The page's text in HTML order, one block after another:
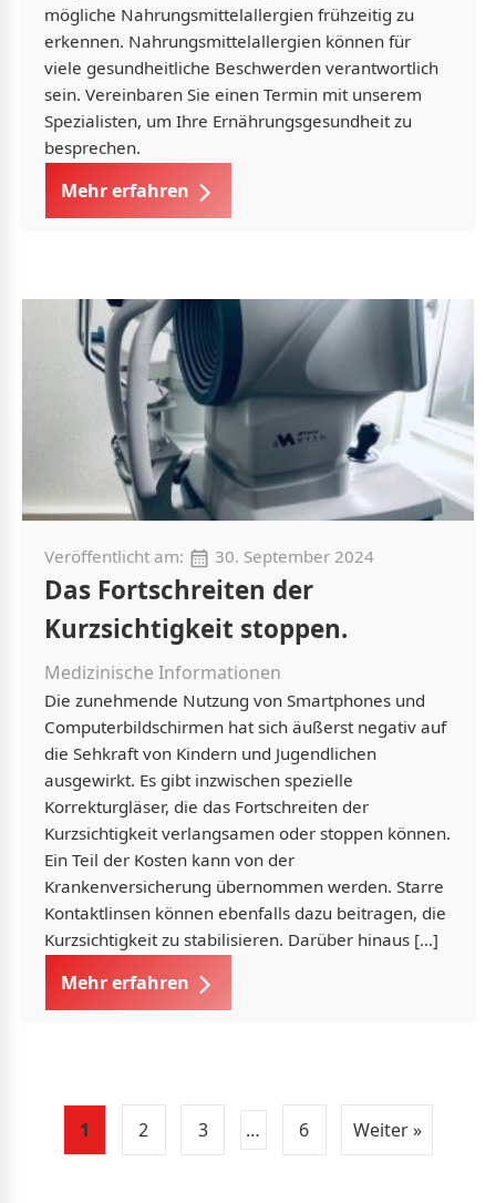
mögliche Nahrungsmittelallergien frühzeitig zu
erkennen. Nahrungsmittelallergien können für
viele gesundheitliche Beschwerden verantwortlich
sein. Vereinbaren Sie einen Termin mit unserem
Spezialisten, um Ihre Ernährungsgesundheit zu
besprechen.
Mehr erfahren
Veröffentlicht am: 30. September 2024
Das Fortschreiten der
Kurzsichtigkeit stoppen.
Medizinische Informationen
Die zunehmende Nutzung von Smartphones und
Computerbildschirmen hat sich äußerst negativ auf
die Sehkraft von Kindern und Jugendlichen
ausgewirkt. Es gibt inzwischen spezielle
Korrekturgläser, die das Fortschreiten der
Kurzsichtigkeit verlangsamen oder stoppen können.
Ein Teil der Kosten kann von der
Krankenversicherung übernommen werden. Starre
Kontaktlinsen können ebenfalls dazu beitragen, die
Kurzsichtigkeit zu stabilisieren. Darüber hinaus […]
Mehr erfahren
1 2 3 … 6 Weiter »